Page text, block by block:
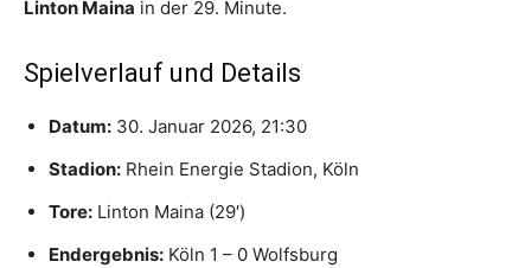
Linton Maina in der 29. Minute.
Spielverlauf und Details
Datum: 30. Januar 2026, 21:30
Stadion: Rhein Energie Stadion, Köln
Tore: Linton Maina (29′)
Endergebnis: Köln 1 – 0 Wolfsburg